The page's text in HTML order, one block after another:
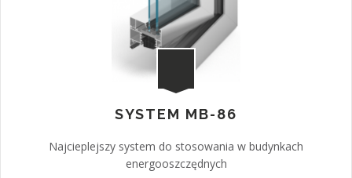
SYSTEM MB-86
Najcieplejszy system do stosowania w budynkach
energooszczędnych